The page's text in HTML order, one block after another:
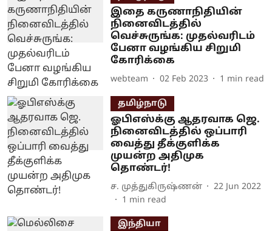
இதை கருணாநிதியின்
நினைவிடத்தில்
வெச்சுருங்க: முதல்வரிடம்
பேனா வழங்கிய சிறுமி
கோரிக்கை
webteam 02 Feb 2023 1 min read
தமிழ்நாடு
ஓபிஎஸ்க்கு ஆதரவாக ஜெ.
நினைவிடத்தில் ஒப்பாரி
வைத்து தீக்குளிக்க
முயன்ற அதிமுக
தொண்டர்!
ச. முத்துகிருஷ்ணன்
22 Jun 2022
1 min read
இந்தியா